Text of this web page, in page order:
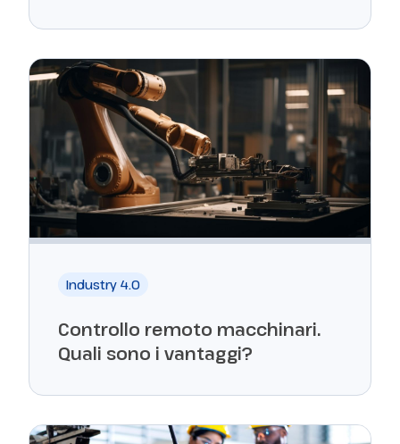
Industry 4.0
Controllo remoto macchinari.
Quali sono i vantaggi?